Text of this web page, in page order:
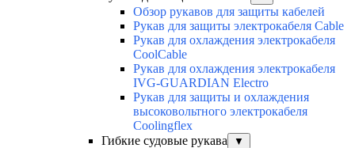
Обзор рукавов для защиты кабелей
Рукав для защиты электрокабеля Cable
Рукав для охлаждения электрокабеля
CoolCable
Рукав для охлаждения электрокабеля
IVG-GUARDIAN Electro
Рукав для защиты и охлаждения
высоковольтного электрокабеля
Coolingflex
Гибкие судовые рукава
▼